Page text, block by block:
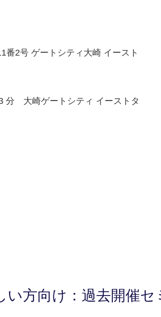
番2号 ゲートシティ大崎 イースト
分 大崎ゲートシティ イーストタ
い方向け：過去開催セ